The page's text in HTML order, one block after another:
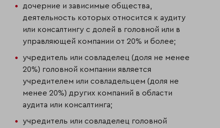
дочерние и зависимые общества,
деятельность которых относится к аудиту
или консалтингу с долей в головной или в
управляющей компании от 20% и более;
учредитель или совладелец (доля не менее
20%) головной компании является
учредителем или совладельцем (доля не
менее 20%) других компаний в области
аудита или консалтинга;
учредитель или совладелец головной